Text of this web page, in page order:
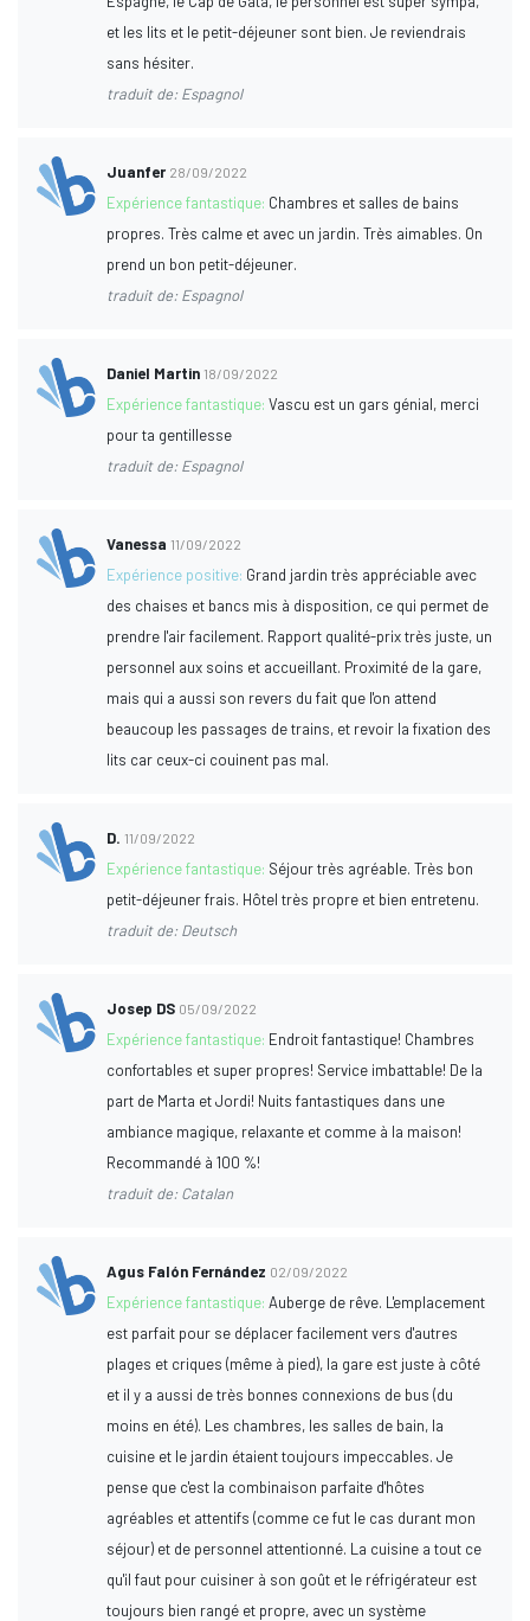
et les lits et le petit-déjeuner sont bien. Je reviendrais
sans hésiter.
traduit de: Espagnol
Juanfer 28/09/2022
Expérience fantastique: Chambres et salles de bains
propres. Très calme et avec un jardin. Très aimables. On
prend un bon petit-déjeuner.
traduit de: Espagnol
Daniel Martin 18/09/2022
Expérience fantastique:Vascu est un gars génial, merci
pour ta gentillesse
traduit de: Espagnol
Vanessa 11/09/2022
Expérience positive: Grand jardin très appréciable avec
des chaises et bancs mis à disposition, ce qui permet de
prendre l'air facilement. Rapport qualité-prix très juste, un
personnel aux soins et accueillant. Proximité de la gare,
mais qui a aussi son revers du fait que l'on attend
beaucoup les passages de trains, et revoir la fixation des
lits car ceux-ci couinent pas mal.
D. 11/09/2022
Expérience fantastique: Séjour très agréable. Très bon
petit-déjeuner frais. Hôtel très propre et bien entretenu.
traduit de: Deutsch
Josep DS 05/09/2022
Expérience fantastique: Endroit fantastique! Chambres
confortables et super propres! Service imbattable! De la
part de Marta et Jordi! Nuits fantastiques dans une
ambiance magique, relaxante et comme à la maison!
Recommandé à 100 %!
traduit de: Catalan
Agus Falón Fernández 02/09/2022
Expérience fantastique:Auberge de rêve. L'emplacement
est parfait pour se déplacer facilement vers d'autres
plages et criques (même à pied), la gare est juste à côté
et il y a aussi de très bonnes connexions de bus (du
moins en été). Les chambres, les salles de bain, la
cuisine et le jardin étaient toujours impeccables. Je
pense que c'est la combinaison parfaite d'hôtes
agréables et attentifs (comme ce fut le cas durant mon
séjour) et de personnel attentionné. La cuisine a tout ce
qu'il faut pour cuisiner à son goût et le réfrigérateur est
toujours bien rangé et propre, avec un système